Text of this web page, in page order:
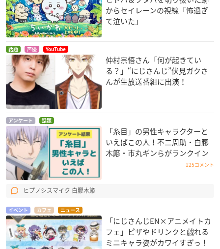
からセイレーンの視線「怖過ぎ
て泣いた」
話題 声優 YouTube
仲村宗悟さん「何が起きてい
る？」“にじさんじ”伏見ガクさ
んが生放送番組に出演！
アンケート 話題
「糸目」の男性キャラクターと
いえばこの人！不二周助・白膠
木簓・市丸ギンらがランクイン
125コメント
ヒプノシスマイク 白膠木簓
イベント カフェ ニュース
「にじさんじEN×アニメイトカ
フェ」ピザやドリンクと戯れる
ミニキャラ姿がカワイすぎっ！